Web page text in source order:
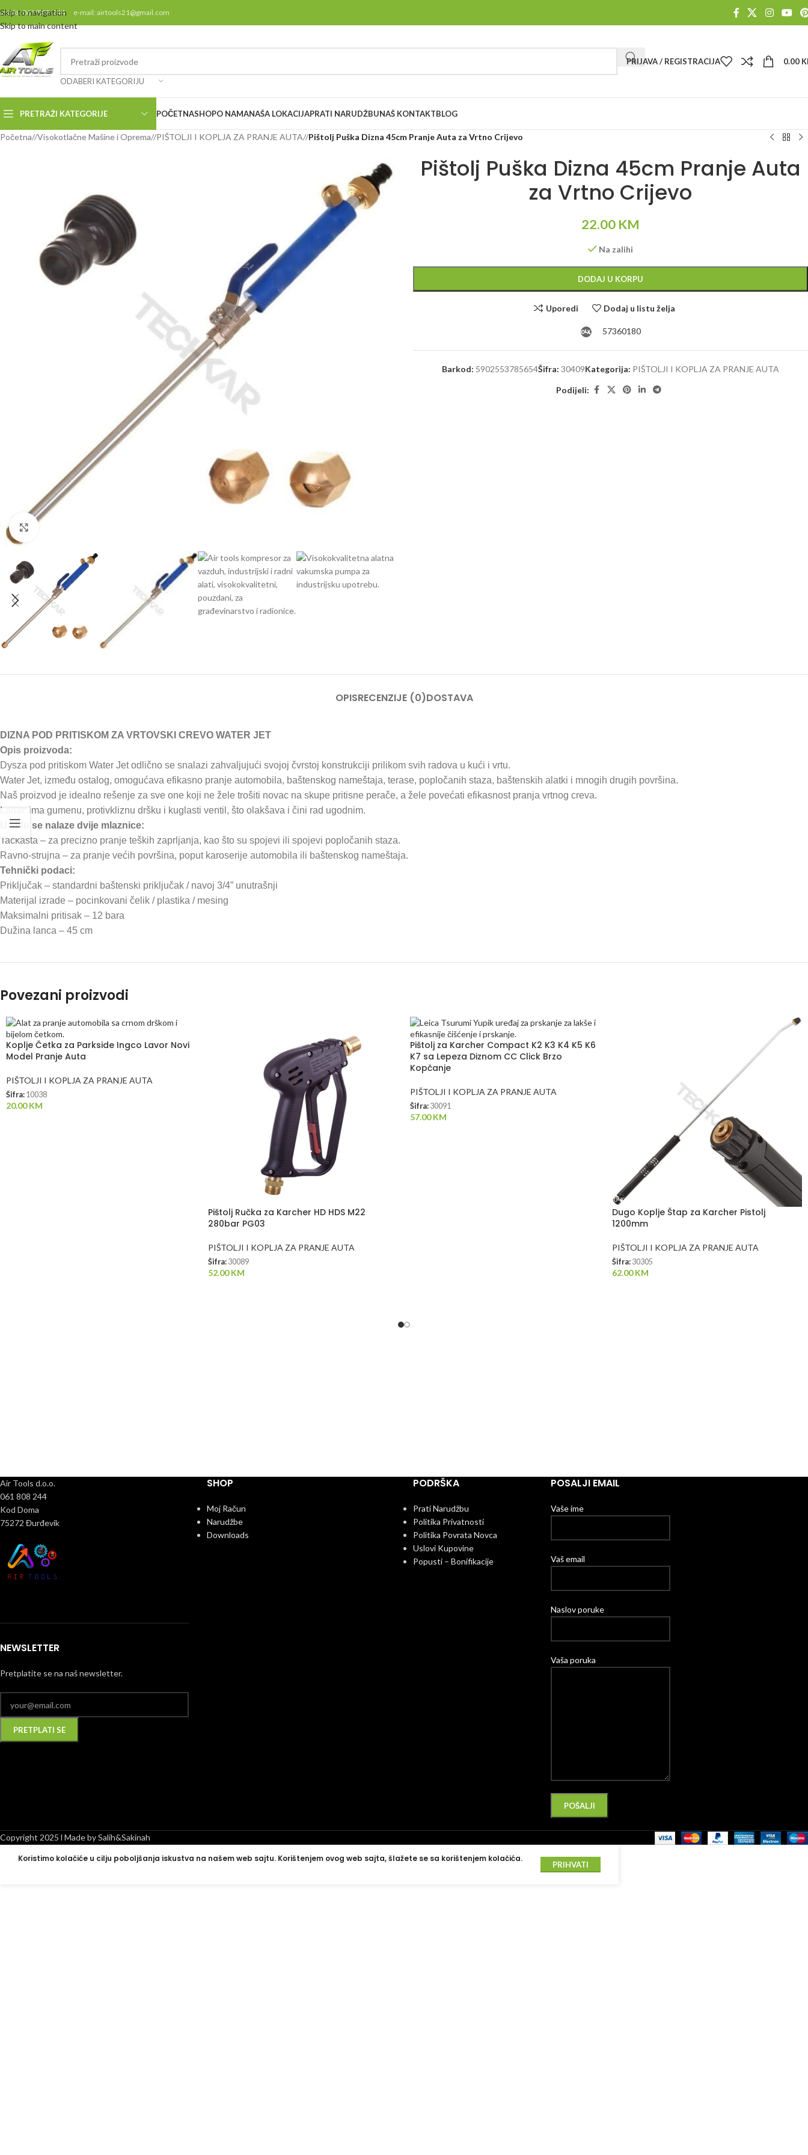
Skip to navigation
Skip to main content
061/808-244 e-mail: airtools21@gmail.com
ODABERI KATEGORIJU
PRIJAVA / REGISTRACIJA 0.00
PRETRAŽI KATEGORIJE POČETNASHOPO NAMANAŠA LOKACIJAPRATI NARUDŽBUNAŠ KONTAKTBLOG
Početna/ Visokotlačne Mašine i Oprema/ PIŠTOLJI I KOPLJA ZA PRANJE AUTA/ Pištolj Puška Dizna 45cm Pranje Auta za Vrtno Crijevo
Pištolj Puška Dizna 45cm Pranje Auta
za Vrtno Crijevo
22.00 KM
Na zalihi
DODAJ U KORPU
Uporedi Dodaj u listu želja
57360180
Barkod: 5902553785654Šifra: 30409Kategorija: PIŠTOLJI I KOPLJA ZA PRANJE AUTA
Podijeli:
OPISRECENZIJE (0)DOSTAVA
DIZNA POD PRITISKOM ZA VRTOVSKI CREVO WATER JET
Opis proizvoda:
Dysza pod pritiskom Water Jet odlično se snalazi zahvaljujući svojoj čvrstoj konstrukciji prilikom svih radova u kući i vrtu.
Water Jet, između ostalog, omogućava efikasno pranje automobila, baštenskog nameštaja, terase, popločanih staza, baštenskih alatki i mnogih drugih površina.
Naš proizvod je idealno rešenje za sve one koji ne žele trošiti novac na skupe pritisne perače, a žele povećati efikasnost pranja vrtnog creva.
Lanac ima gumenu, protivkliznu dršku i kuglasti ventil, što olakšava i čini rad ugodnim.
U setu se nalaze dvije mlaznice:
Tačkasta – za precizno pranje teških zaprljanja, kao što su spojevi ili spojevi popločanih staza.
Ravno-strujna – za pranje većih površina, poput karoserije automobila ili baštenskog nameštaja.
Tehnički podaci:
Priključak – standardni baštenski priključak / navoj 3/4” unutrašnji
Materijal izrade – pocinkovani čelik / plastika / mesing
Maksimalni pritisak – 12 bara
Dužina lanca – 45 cm
Povezani proizvodi
Koplje Četka za Parkside Ingco Lavor Novi
Model Pranje Auta
PIŠTOLJI I KOPLJA ZA PRANJE AUTA
Šifra: 10038
20.00KM
Pištolj Ručka za Karcher HD HDS M22
280bar PG03
PIŠTOLJI I KOPLJA ZA PRANJE AUTA
Šifra: 30089
52.00KM
Pištolj za Karcher Compact K2 K3 K4 K5 K6
K7 sa Lepeza Diznom CC Click Brzo
Kopčanje
PIŠTOLJI I KOPLJA ZA PRANJE AUTA
Šifra: 30091
57.00KM
Dugo Koplje Štap za Karcher Pistolj
1200mm
PIŠTOLJI I KOPLJA ZA PRANJE AUTA
Šifra: 30305
62.00KM
Air Tools d.o.o.
061 808 244
Kod Doma
75272 Đurđevik
NEWSLETTER
Pretplatite se na naš newsletter.
SHOP
Moj Račun
Narudžbe
Downloads
PODRŠKA
Prati Narudžbu
Politika Privatnosti
Politika Povrata Novca
Uslovi Kupovine
Popusti – Bonifikacije
POSALJI EMAIL
Vaše ime
Vaš email
Naslov poruke
Vaša poruka
Copyright 2025 l Made by Salih&Sakinah
Koristimo kolačiće u cilju poboljšanja iskustva na našem web sajtu. Korištenjem ovog web sajta, šlažete se sa korištenjem kolačića.
PRIHVATI